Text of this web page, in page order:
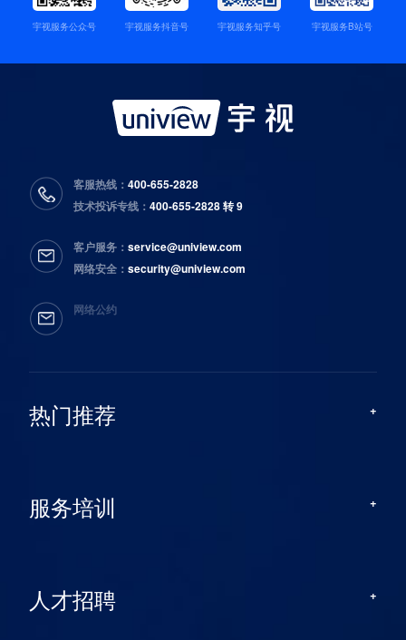
宇视服务公众号 宇视服务抖音号 宇视服务知乎号 宇视服务B站号
热门推荐
服务培训
人才招聘
客服热线：400-655-2828
技术投诉专线：400-655-2828 转 9
客户服务：service@uniview.com
网络安全：security@uniview.com
网络公约